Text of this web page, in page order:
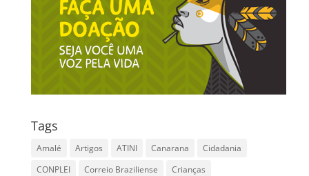
Tags
Amalé Artigos ATINI Canarana
Cidadania
CONPLEI
Correio Braziliense
Crianças